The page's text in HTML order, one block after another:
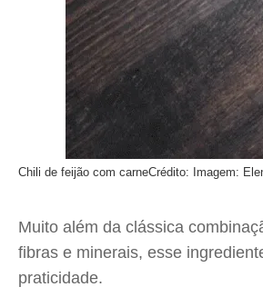
Chili de feijão com carneCrédito: Imagem:
Muito além da clássica
fibras e minerais, esse
praticidade.